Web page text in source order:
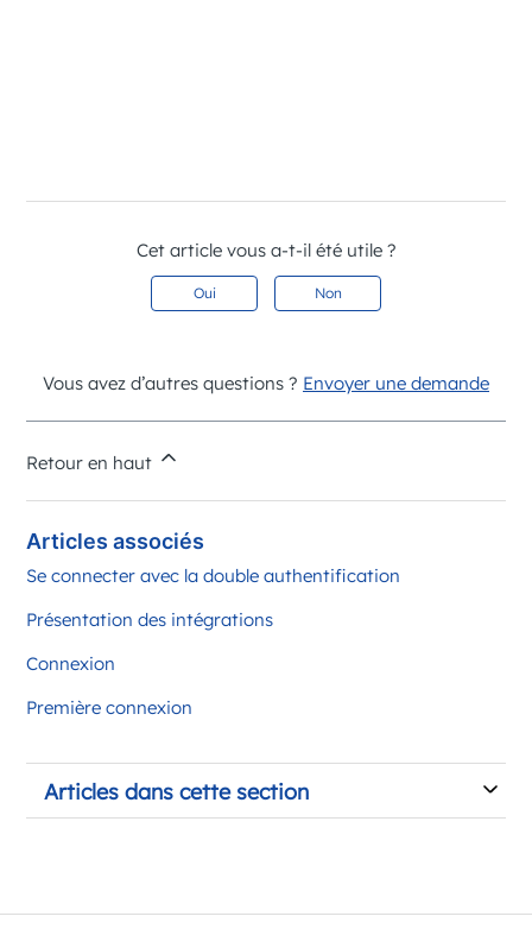
Cet article vous a-t-il été utile ?
Oui Non
Vous avez d’autres questions ? Envoyer une demande
Retour en haut
Articles associés
Se connecter avec la double authentification
Présentation des intégrations
Connexion
Première connexion
Articles dans cette section